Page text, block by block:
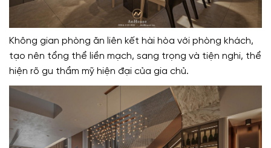
Không gian phòng ăn liên kết hài hòa với phòng khách,
tạo nên tổng thể liền mạch, sang trọng và tiện nghi, thể
hiện rõ gu thẩm mỹ hiện đại của gia chủ.